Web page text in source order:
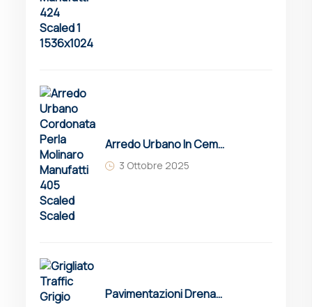
Arredo Urbano In Cemento: Guida Completa A Soluzioni, Vantaggi E Innovazioni
3 Ottobre 2025
Pavimentazioni Drenanti Per Parcheggi: Guida Completa A Vantaggi E Soluzioni